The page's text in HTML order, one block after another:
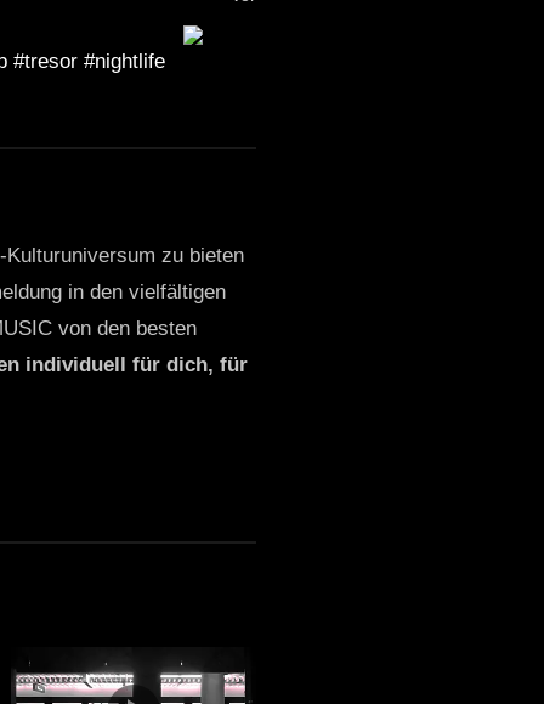
#nightlife
zu bieten
in den vielfältigen
von den besten
individuell für dich, für